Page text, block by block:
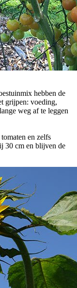
hebben de
grijpen: voeding,
weg af te leggen
en zelfs
30 cm en blijven de